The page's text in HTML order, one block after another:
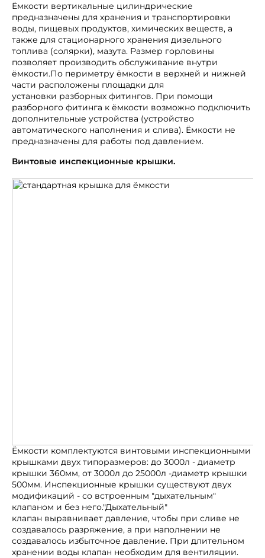
Ёмкости вертикальные цилиндрические
предназначены для хранения и транспортировки
воды, пищевых продуктов, химических веществ, а
также для стационарного хранения дизельного
топлива (солярки), мазута. Размер горловины
позволяет производить обслуживание внутри
ёмкости.По периметру ёмкости в верхней и нижней
части расположены площадки для
установки разборных фитингов. При помощи
разборного фитинга к ёмкости возможно подключить
дополнительные устройства (устройство
автоматического наполнения и слива). Ёмкости не
предназначены для работы под давлением.
Винтовые инспекционные крышки.
Ёмкости комплектуются винтовыми инспекционными
крышками двух типоразмеров: до 3000л - диаметр
крышки 360мм, от 3000л до 25000л -диаметр крышки
500мм. Инспекционные крышки существуют двух
модификаций - со встроенным "дыхательным"
клапаном и без него."Дыхательный"
клапан выравнивает давление, чтобы при сливе не
создавалось разряжение, а при наполнении не
создавалось избыточное давление. При длительном
хранении воды клапан необходим для вентиляции.